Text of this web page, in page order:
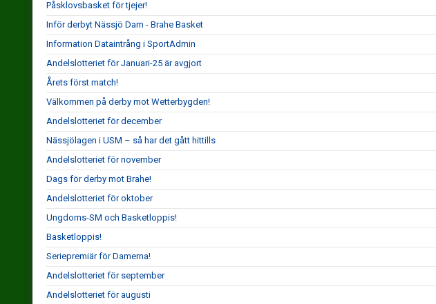
Påsklovsbasket för tjejer!
Inför derbyt Nässjö Dam - Brahe Basket
Information Dataintrång i SportAdmin
Andelslotteriet för Januari-25 är avgjort
Årets först match!
Välkommen på derby mot Wetterbygden!
Andelslotteriet för december
Nässjölagen i USM – så har det gått hittills
Andelslotteriet för november
Dags för derby mot Brahe!
Andelslotteriet för oktober
Ungdoms-SM och Basketloppis!
Basketloppis!
Seriepremiär för Damerna!
Andelslotteriet för september
Andelslotteriet för augusti